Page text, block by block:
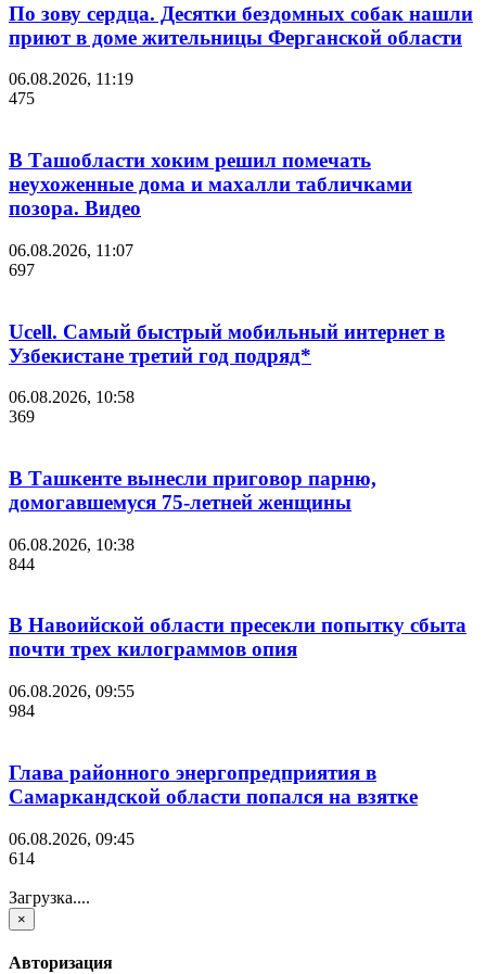
По зову сердца. Десятки бездомных собак нашли
приют в доме жительницы Ферганской области
06.08.2026, 11:19
475
В Ташобласти хоким решил помечать
неухоженные дома и махалли табличками
позора. Видео
06.08.2026, 11:07
697
Ucell. Самый быстрый мобильный интернет в
Узбекистане третий год подряд*
06.08.2026, 10:58
369
В Ташкенте вынесли приговор парню,
домогавшемуся 75-летней женщины
06.08.2026, 10:38
844
В Навоийской области пресекли попытку сбыта
почти трех килограммов опия
06.08.2026, 09:55
984
Глава районного энергопредприятия в
Самаркандской области попался на взятке
06.08.2026, 09:45
614
Загрузка....
×
Авторизация